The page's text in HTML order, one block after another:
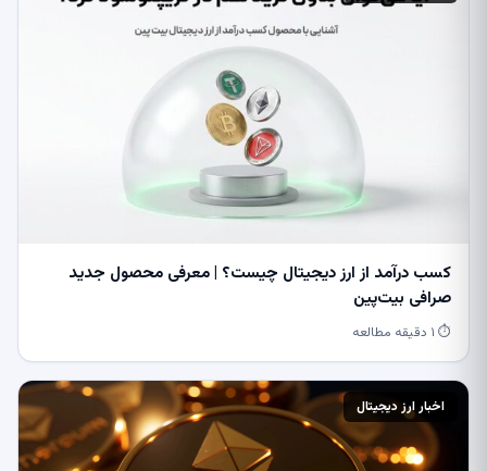
کسب درآمد از ارز دیجیتال چیست؟ | معرفی محصول جدید
صرافی بیت‌پین
⏱ ۱ دقیقه مطالعه
اخبار ارز دیجیتال